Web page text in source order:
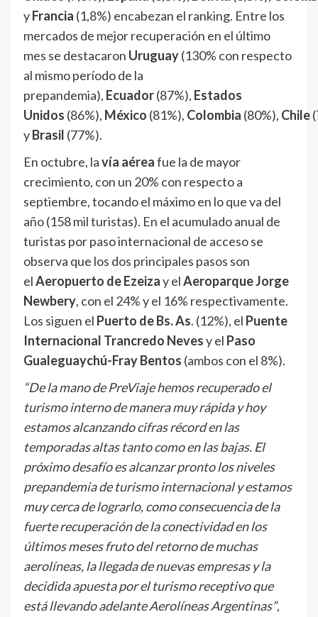
yFrancia (1,8%) encabezan el ranking. Entre los
mercados de mejor recuperación en el último
mes se destacaron Uruguay(130% con respecto
al mismo período de la
prepandemia), Ecuador(87%), Estados
Unidos (86%), México (81%), Colombia (80%), Chile
yBrasil (77%).
En octubre, lavía aéreafue la de mayor
crecimiento, con un 20% con respecto a
septiembre, tocando el máximo en lo que va del
año (158 mil turistas). En el acumulado anual de
turistas por paso internacional de acceso se
observa que los dos principales pasos son
elAeropuerto de Ezeizay elAeroparque Jorge
Newbery, con el 24% y el 16% respectivamente.
Los siguen el Puerto de Bs. As. (12%), el Puente
Internacional Trancredo Nevesy el Paso
Gualeguaychú-Fray Bentos (ambos con el 8%).
“De la mano de PreViaje hemos recuperado el
turismo interno de manera muy rápida y hoy
estamos alcanzando cifras récord en las
temporadas altas tanto como en las bajas. El
próximo desafío es alcanzar pronto los niveles
prepandemia de turismo internacional y estamos
muy cerca de lograrlo, como consecuencia de la
fuerte recuperación de la conectividad en los
últimos meses fruto del retorno de muchas
aerolíneas, la llegada de nuevas empresas y la
decidida apuesta por el turismo receptivo que
está llevando adelante Aerolíneas Argentinas”,